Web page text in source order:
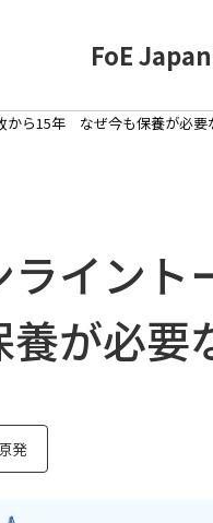
FoE
から15年 なぜ今も保養が必要
ライン
が必要
発